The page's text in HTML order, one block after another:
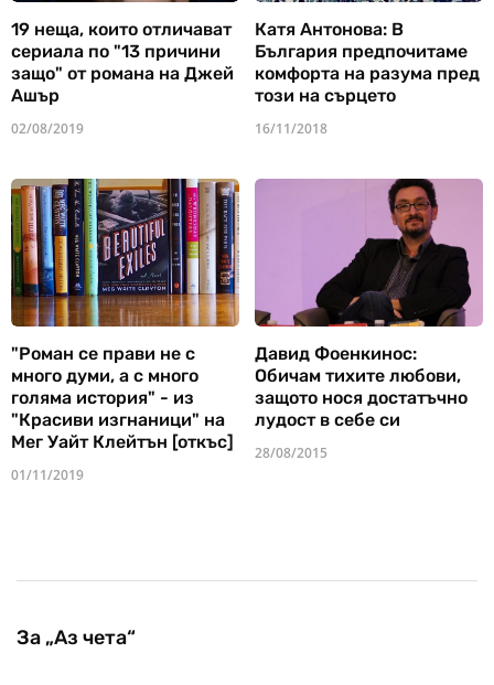
19 неща, които отличават
сериала по "13 причини
защо" от романа на Джей
Ашър
02/08/2019
Катя Антонова: В
България предпочитаме
комфорта на разума пред
този на сърцето
16/11/2018
"Роман се прави не с
много думи, а с много
голяма история" - из
"Красиви изгнаници" на
Мег Уайт Клейтън [откъс]
01/11/2019
Давид Фоенкинос:
Обичам тихите любови,
защото нося достатъчно
лудост в себе си
28/08/2015
За „Аз чета“